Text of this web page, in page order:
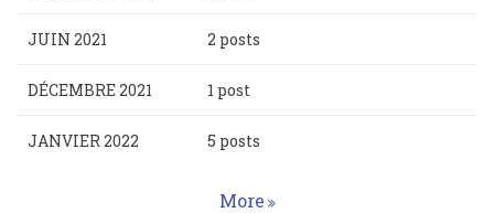
JUIN 2021 2 posts
DÉCEMBRE 2021 1 post
JANVIER 2022 5 posts
More